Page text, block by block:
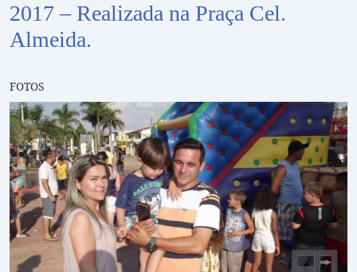
2017 – Realizada na Praça Cel.
Almeida.
FOTOS